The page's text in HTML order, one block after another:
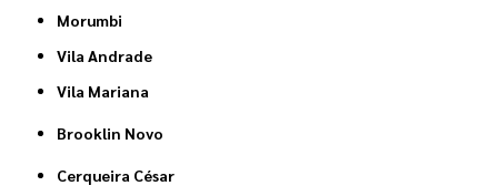
Morumbi
Vila Andrade
Vila Mariana
Brooklin Novo
Cerqueira César